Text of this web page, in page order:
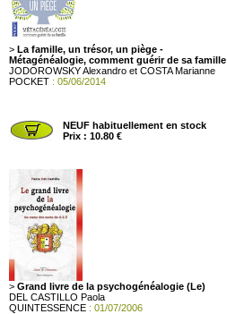
> La famille, un trésor, un piège -
Métagénéalogie, comment guérir de sa famille
JODOROWSKY Alexandro et COSTA Marianne
POCKET : 05/06/2014
NEUF habituellement en stock
Prix : 10.80 €
> Grand livre de la psychogénéalogie (Le)
DEL CASTILLO Paola
QUINTESSENCE : 01/07/2006